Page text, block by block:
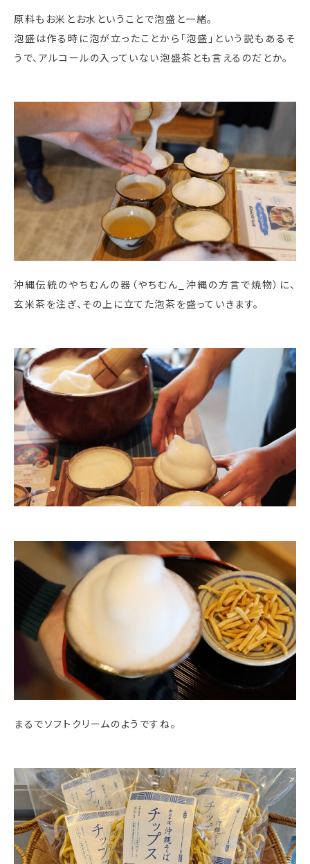
原料もお米とお水ということで泡盛と一緒。
泡盛は作る時に泡が立ったことから「泡盛」という説もあるそ
うで、アルコールの入っていない泡盛茶とも言えるのだとか。
沖縄伝統のやちむんの器（やちむん_沖縄の方言で焼物）に、
玄米茶を注ぎ、その上に立てた泡茶を盛っていきます。
まるでソフトクリームのようですね。